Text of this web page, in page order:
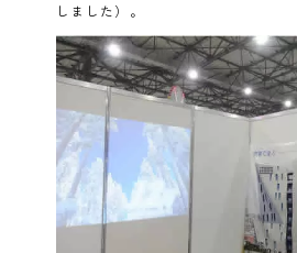
しました）。